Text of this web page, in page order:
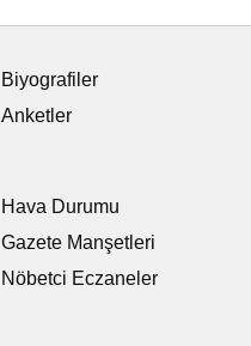
Biyografiler
Anketler
Hava Durumu
Gazete Manşetleri
Nöbetci Eczaneler